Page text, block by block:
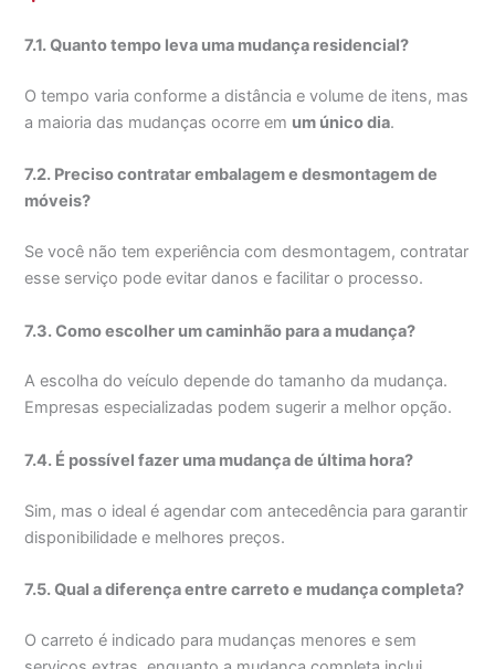
7.1. Quanto tempo leva uma mudança residencial?
O tempo varia conforme a distância e volume de itens, mas
a maioria das mudanças ocorre em um único dia.
7.2. Preciso contratar embalagem e desmontagem de
móveis?
Se você não tem experiência com desmontagem, contratar
esse serviço pode evitar danos e facilitar o processo.
7.3. Como escolher um caminhão para a mudança?
A escolha do veículo depende do tamanho da mudança.
Empresas especializadas podem sugerir a melhor opção.
7.4. É possível fazer uma mudança de última hora?
Sim, mas o ideal é agendar com antecedência para garantir
disponibilidade e melhores preços.
7.5. Qual a diferença entre carreto e mudança completa?
O carreto é indicado para mudanças menores e sem